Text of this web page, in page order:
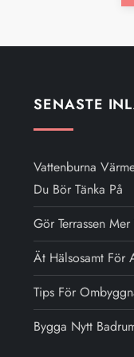
SENASTE
Vattenburna
Du Bör Tänka På
Gör Terrassen
Ät Hälsosamt För
Tips För
Bygga Nytt